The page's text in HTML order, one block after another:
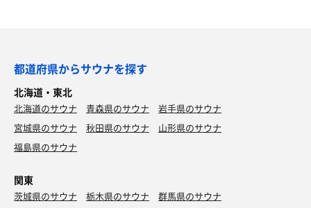
都道府県からサウナを探す
北海道・東北
北海道のサウナ 青森県のサウナ
岩手県のサウナ
宮城県のサウナ
秋田県のサウナ
山形県のサウナ
福島県のサウナ
関東
茨城県のサウナ 栃木県のサウナ
群馬県のサウナ